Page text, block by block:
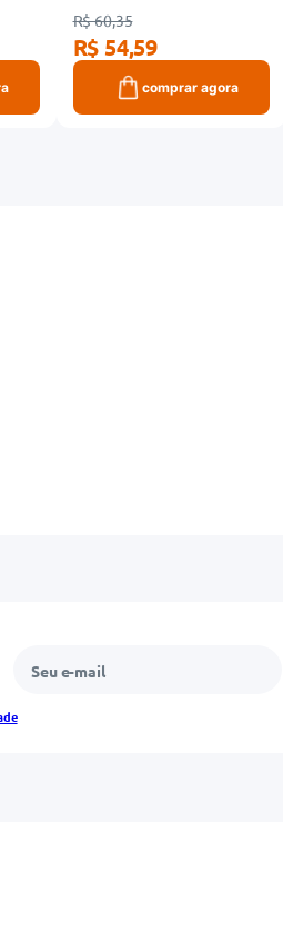
R$ 60,35
R$ 54,59
comprar agora